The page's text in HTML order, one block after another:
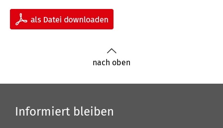
nach oben
Informiert bleiben